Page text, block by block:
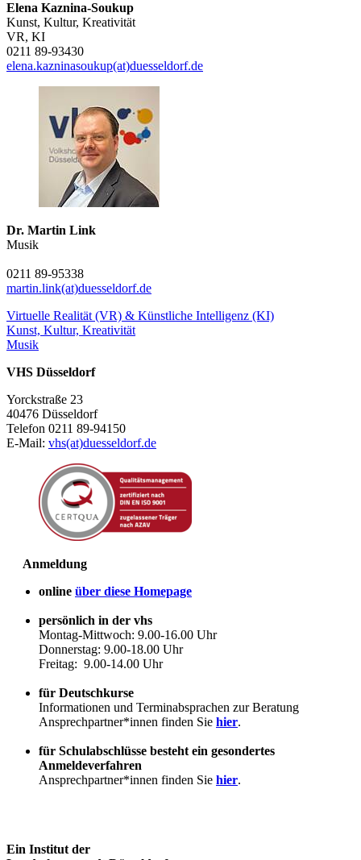
Elena Kaznina-Soukup
Kunst, Kultur, Kreativität
VR, KI
0211 89-93430
elena.kazninasoukup(at)duesseldorf.de
Dr. Martin Link
Musik
0211 89-95338
martin.link(at)duesseldorf.de
Virtuelle Realität (VR) & Künstliche Intelligenz (KI)
Kunst, Kultur, Kreativität
Musik
VHS Düsseldorf
Yorckstraße 23
40476 Düsseldorf
Telefon 0211 89-94150
E-Mail: vhs(at)duesseldorf.de
Anmeldung
online über diese Homepage
persönlich in der vhs
Montag-Mittwoch: 9.00-16.00 Uhr
Donnerstag: 9.00-18.00 Uhr
Freitag: 9.00-14.00 Uhr
für Deutschkurse
Informationen und Terminabsprachen zur Beratung
Ansprechpartner*innen finden Sie hier.
für Schulabschlüsse besteht ein gesondertes
Anmeldeverfahren
Ansprechpartner*innen finden Sie hier.
Ein Institut der